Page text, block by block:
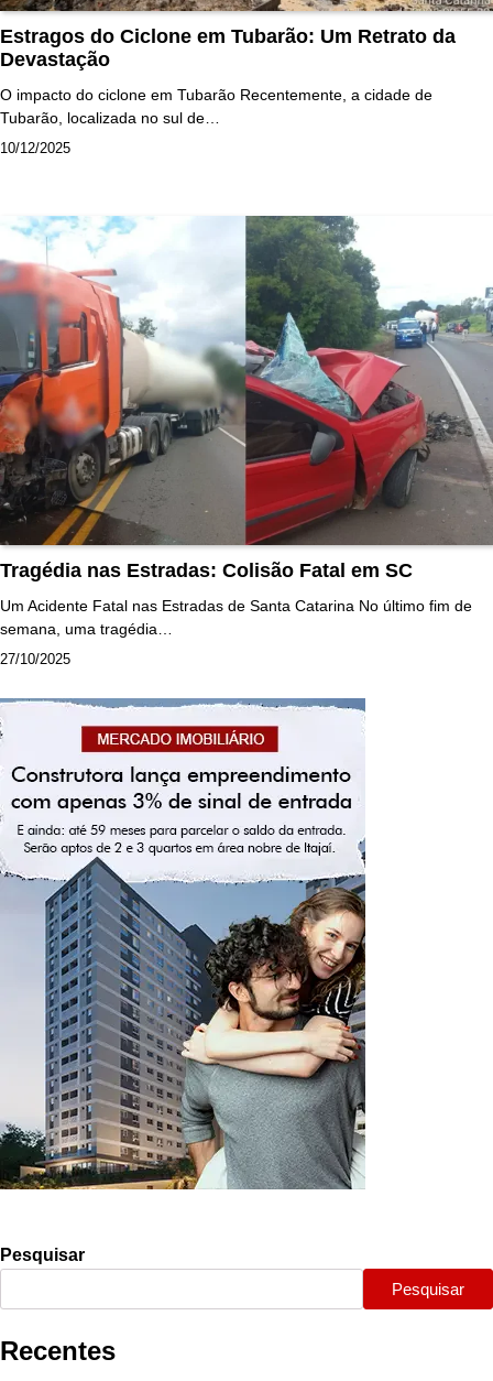
Estragos do Ciclone em Tubarão: Um Retrato da
Devastação
O impacto do ciclone em Tubarão Recentemente, a cidade de
Tubarão, localizada no sul de…
10/12/2025
Tragédia nas Estradas: Colisão Fatal em SC
Um Acidente Fatal nas Estradas de Santa Catarina No último fim de
semana, uma tragédia…
27/10/2025
Pesquisar
Pesquisar
Recentes